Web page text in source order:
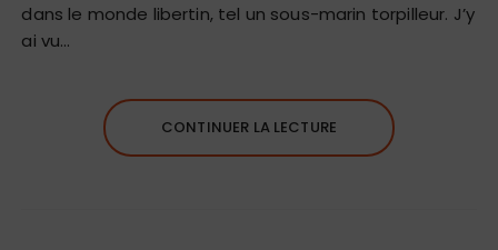
dans le monde libertin, tel un sous-marin torpilleur. J’y
ai vu…
CONTINUER LA LECTURE